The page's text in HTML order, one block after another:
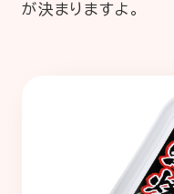
が決まりますよ。